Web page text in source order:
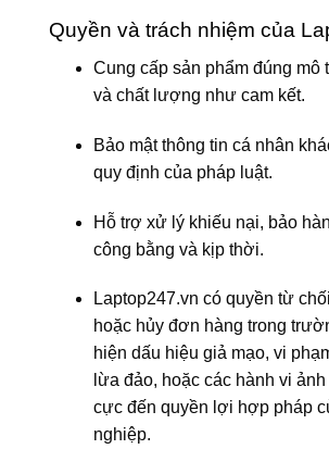
Quyền và trách nhiệm của
Cung cấp sản phẩm đúng mô
và chất lượng như cam kết.
Bảo mật thông tin cá nhân
quy định của pháp luật.
Hỗ trợ xử lý khiếu nại, bảo
công bằng và kịp thời.
Laptop247.vn có quyền từ
hoặc hủy đơn hàng trong
hiện dấu hiệu giả mạo, vi
lừa đảo, hoặc các hành vi
cực đến quyền lợi hợp pháp
nghiệp.